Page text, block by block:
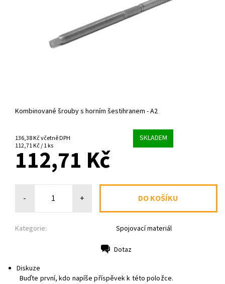
Kombinované šrouby s horním šestihranem - A2
136,38 Kč včetně DPH
112,71 Kč / 1 ks
SKLADEM
112,71 Kč
- +
Kategorie: Spojovací materiál
Dotaz
Diskuze
Buďte první, kdo napíše příspěvek k této položce.